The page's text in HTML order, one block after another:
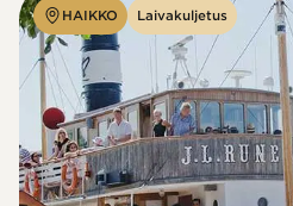
HAIKKO Laivakuljetus